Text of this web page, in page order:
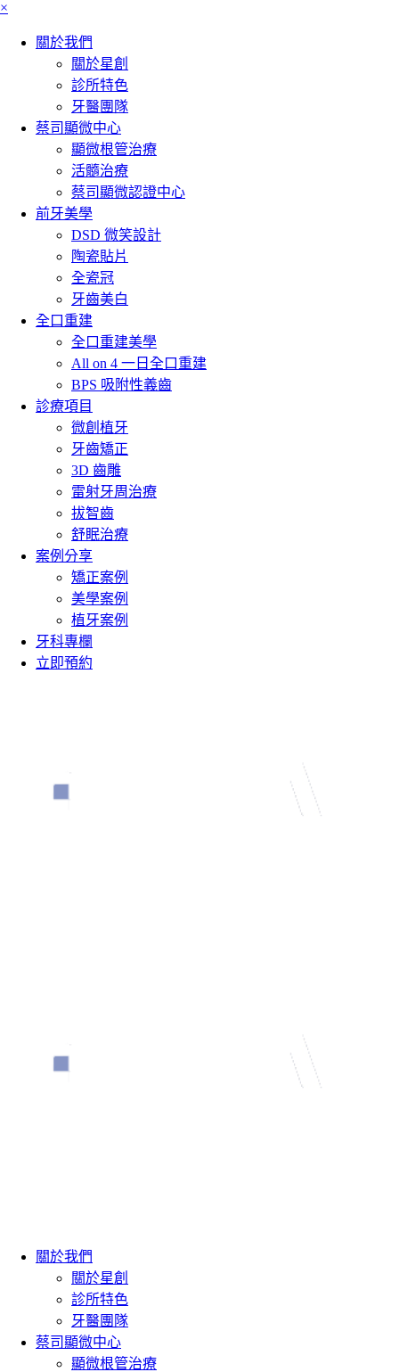
×
關於我們
關於星創
診所特色
牙醫團隊
蔡司顯微中心
顯微根管治療
活髓治療
蔡司顯微認證中心
前牙美學
DSD 微笑設計
陶瓷貼片
全瓷冠
牙齒美白
全口重建
全口重建美學
All on 4 一日全口重建
BPS 吸附性義齒
診療項目
微創植牙
牙齒矯正
3D 齒雕
雷射牙周治療
拔智齒
舒眠治療
案例分享
矯正案例
美學案例
植牙案例
牙科專欄
立即預約
關於我們
關於星創
診所特色
牙醫團隊
蔡司顯微中心
顯微根管治療